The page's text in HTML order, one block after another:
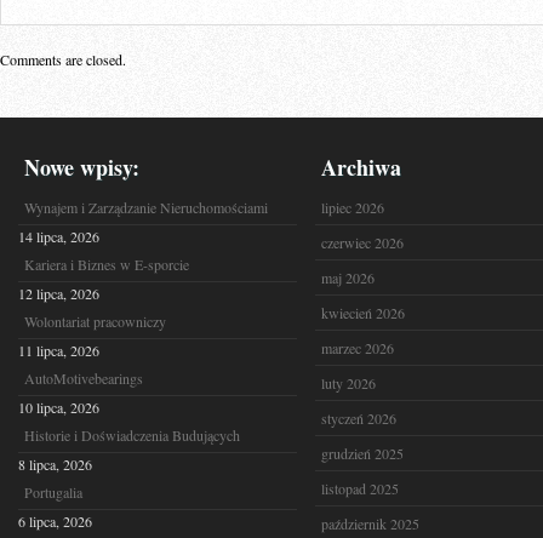
Comments are closed.
Nowe wpisy:
Wynajem i Zarządzanie Nieruchomościami
14 lipca, 2026
Kariera i Biznes w E-sporcie
12 lipca, 2026
Wolontariat pracowniczy
11 lipca, 2026
AutoMotivebearings
10 lipca, 2026
Historie i Doświadczenia Budujących
8 lipca, 2026
Portugalia
6 lipca, 2026
Archiwa
lipiec 2026
czerwiec 2026
maj 2026
kwiecień 2026
marzec 2026
luty 2026
styczeń 2026
grudzień 2025
listopad 2025
październik 2025